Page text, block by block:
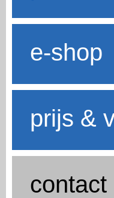
e-shop
prijs &
contact